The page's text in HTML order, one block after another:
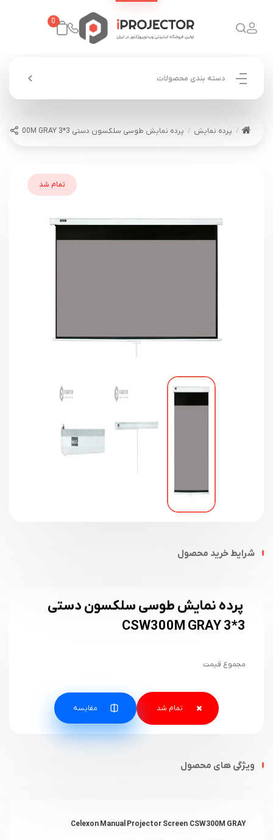
0
دسته بندی محصولات
پرده نمایش پرده نمایش طوسی سلکسون دستی 3*3 CSW300M GRAY
تمام شد
شرایط خرید محصول
پرده نمایش طوسی سلکسون دستی
3*3 CSW300M GRAY
مجموع قیمت
مقایسه
ویژگی های محصول
Celexon Manual Projector Screen CSW300M GRAY